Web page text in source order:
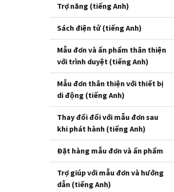
Trợ năng (tiếng Anh)
Sách điện tử (tiếng Anh)
Mẫu đơn và ấn phẩm thân thiện
với trình duyệt (tiếng Anh)
Mẫu đơn thân thiện với thiết bị
di động (tiếng Anh)
Thay đổi đối với mẫu đơn sau
khi phát hành (tiếng Anh)
Đặt hàng mẫu đơn và ấn phẩm
Trợ giúp với mẫu đơn và hướng
dẫn (tiếng Anh)